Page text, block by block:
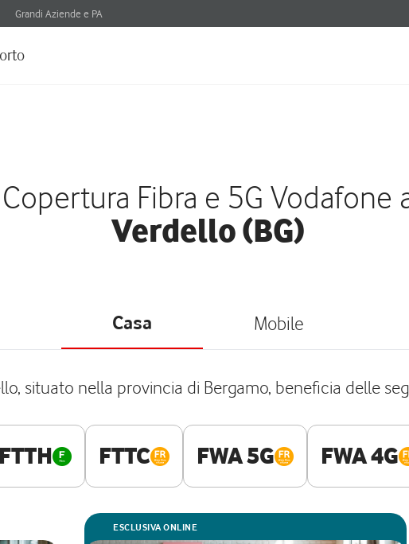
Grandi Aziende e PA
Copertura Fibra e 5G Vodafone
Verdello (BG)
Casa Mobile
situato nella provincia di Bergamo, beneficia delle
FTTH FTTC FWA 5G FWA 4G
ESCLUSIVA ONLINE